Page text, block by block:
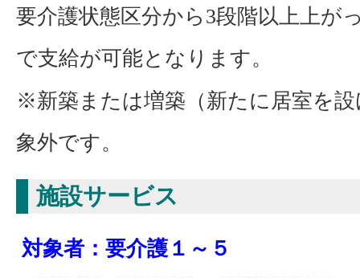
要介護状態区分から3段階以上上が
で支給が可能となります。
※新築または増築（新たに居室を
象外です。
施設サービス
対象者：要介護１～５